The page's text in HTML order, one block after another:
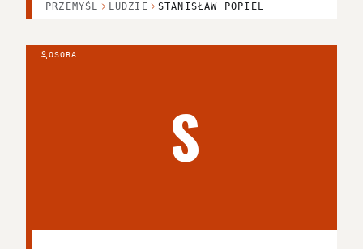
PRZEMYŚL LUDZIE STANISŁAW POPIEL
S
OSOBA